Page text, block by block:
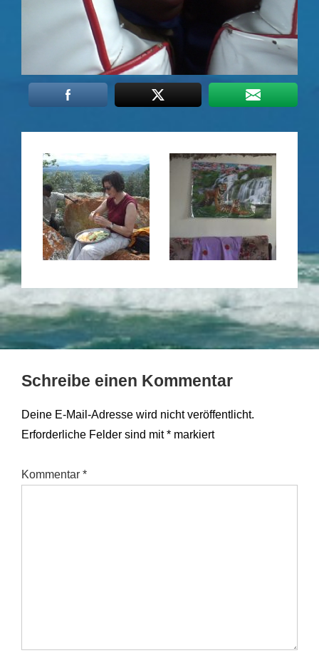
Schreibe einen Kommentar
Deine E-Mail-Adresse wird nicht veröffentlicht.
Erforderliche Felder sind mit* markiert
Kommentar *